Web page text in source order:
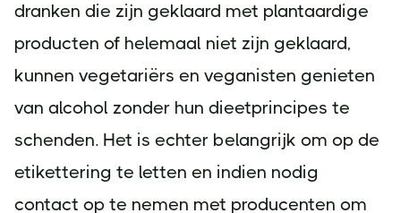
dranken die zijn geklaard met plantaardige
producten of helemaal niet zijn geklaard,
kunnen vegetariërs en veganisten genieten
van alcohol zonder hun dieetprincipes te
schenden. Het is echter belangrijk om op de
etikettering te letten en indien nodig
contact op te nemen met producenten om